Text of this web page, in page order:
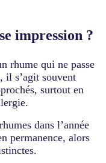
impression ?
rhume qui ne passe
il s’agit souvent
surtout en
dans l’année
permanence, alors